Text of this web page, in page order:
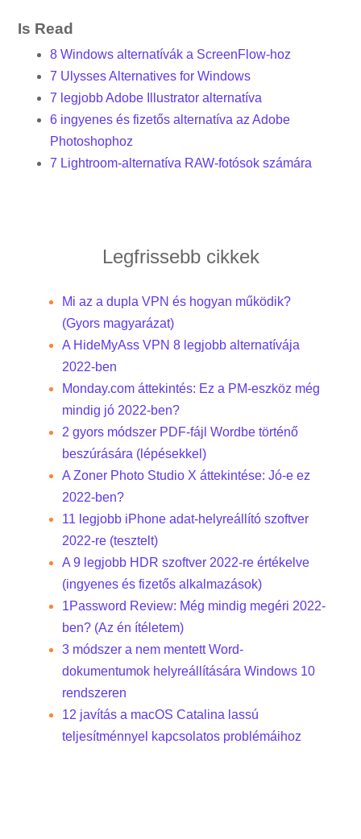
Is Read
8 Windows alternatívák a ScreenFlow-hoz
7 Ulysses Alternatives for Windows
7 legjobb Adobe Illustrator alternatíva
6 ingyenes és fizetős alternatíva az Adobe
Photoshophoz
7 Lightroom-alternatíva RAW-fotósok számára
Legfrissebb cikkek
Mi az a dupla VPN és hogyan működik?
(Gyors magyarázat)
A HideMyAss VPN 8 legjobb alternatívája
2022-ben
Monday.com áttekintés: Ez a PM-eszköz még
mindig jó 2022-ben?
2 gyors módszer PDF-fájl Wordbe történő
beszúrására (lépésekkel)
A Zoner Photo Studio X áttekintése: Jó-e ez
2022-ben?
11 legjobb iPhone adat-helyreállító szoftver
2022-re (tesztelt)
A 9 legjobb HDR szoftver 2022-re értékelve
(ingyenes és fizetős alkalmazások)
1Password Review: Még mindig megéri 2022-
ben? (Az én ítéletem)
3 módszer a nem mentett Word-
dokumentumok helyreállítására Windows 10
rendszeren
12 javítás a macOS Catalina lassú
teljesítménnyel kapcsolatos problémáihoz